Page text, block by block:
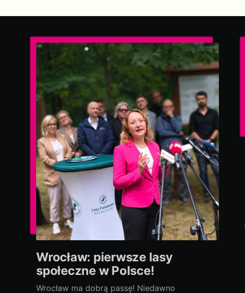
Wrocław: pierwsze lasy
społeczne w Polsce!
Wrocław ma dobrą passę! Niedawno